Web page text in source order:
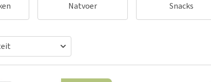
Natvoer Snacks